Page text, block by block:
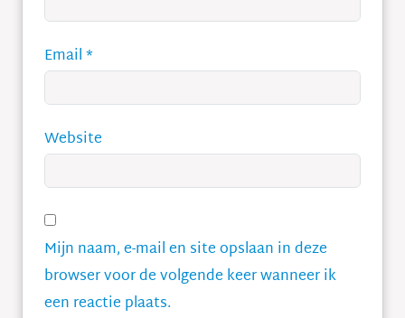
Email*
Website
Mijn naam, e-mail en site opslaan in deze
browser voor de volgende keer wanneer ik
een reactie plaats.